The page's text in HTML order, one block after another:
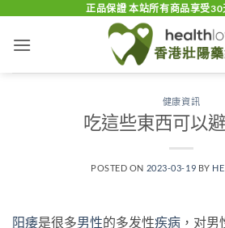
content
正品保證 本站所有商品享受30
健康資訊
吃這些東西可以
POSTED ON 2023-03-19 BY
阳痿是很多男性的多发性疾病 ，对